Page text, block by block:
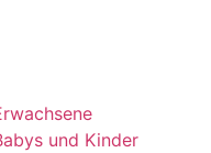
und Kinder